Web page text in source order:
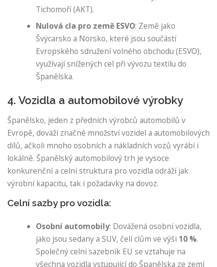
Tichomoří (AKT).
Nulová cla pro země ESVO: Země jako
Švýcarsko a Norsko, které jsou součástí
Evropského sdružení volného obchodu (ESVO),
využívají snížených cel při vývozu textilu do
Španělska.
4. Vozidla a automobilové výrobky
Španělsko, jeden z předních výrobců automobilů v
Evropě, dováží značné množství vozidel a automobilových
dílů, ačkoli mnoho osobních a nákladních vozů vyrábí i
lokálně. Španělský automobilový trh je vysoce
konkurenční a celní struktura pro vozidla odráží jak
výrobní kapacitu, tak i požadavky na dovoz.
Celní sazby pro vozidla:
Osobní automobily: Dovážená osobní vozidla,
jako jsou sedany a SUV, čelí clům ve výši 10 %.
Společný celní sazebník EU se vztahuje na
všechna vozidla vstupující do Španělska ze zemí